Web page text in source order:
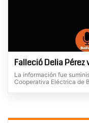
Falleció Delia Pérez
La información fue
Cooperativa Eléctrica de